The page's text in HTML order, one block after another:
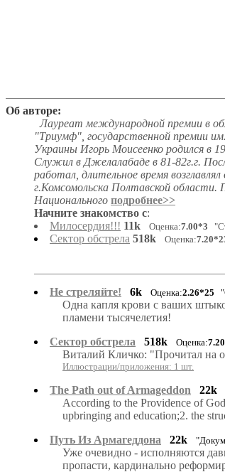
Об авторе:
Лауреат международной премии в
"Триумф", государственной премии
Украины Игорь Моисеенко родился в
Служил в Джелалабаде в 81-82г.г.
работал, длительное время
г.Комсомольска Полтавской
Национального подробнее>>
Начните знакомство с:
Милосердия!!! 11k Оценка:7.00*3
Сектор обстрела 518k Оценка:
Не стреляйте! 6k Оценка:2.26*25
Одна капля крови с ваших
пламени тысячелетия!
Сектор обстрела
518k Оценка:
Виталий Кличко: "Прочитал на
Иллюстрации/приложения: 1 шт.
The Path out of Armageddon 22k
According to the Providence of
upbringing and education;2. the
Путь Из Армагеддона
22k
Уже очевидно - исполняются
пропасти, кардинально